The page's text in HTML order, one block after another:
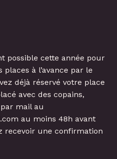
possible cette année pour
à l’avance par le
déjà réservé votre place
avec des copains,
mail au
au moins 48h avant
recevoir une confirmation